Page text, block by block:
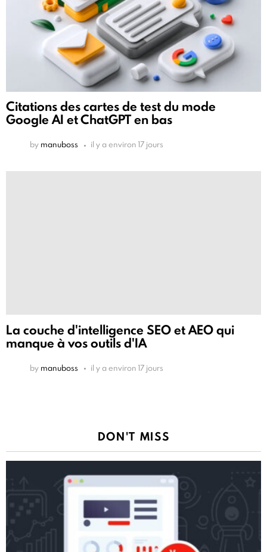
Citations des cartes de test du mode
Google AI et ChatGPT en bas
by manuboss il y a environ 17 jours
La couche d'intelligence SEO et AEO qui
manque à vos outils d'IA
by manuboss il y a environ 17 jours
DON'T MISS